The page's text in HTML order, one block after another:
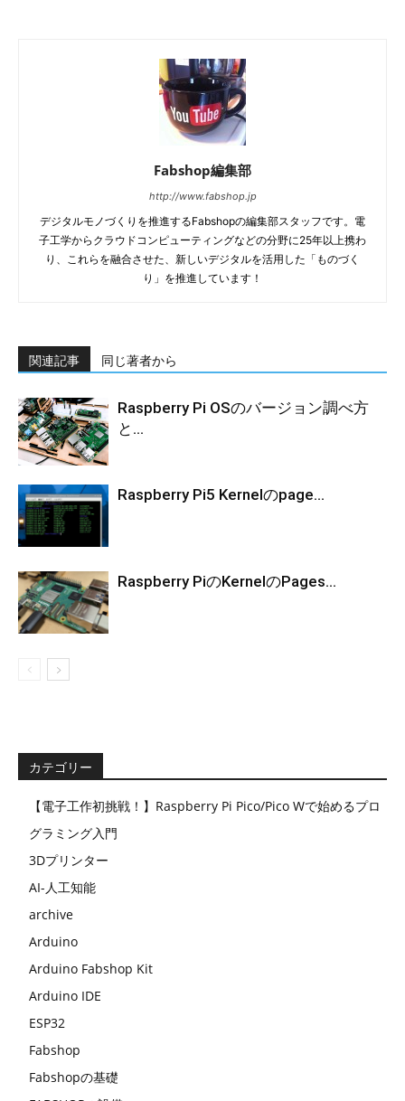
Fabshop編集部
http://www.fabshop.jp
デジタルモノづくりを推進するFabshopの編集部スタッフです。電
子工学からクラウドコンピューティングなどの分野に25年以上携わ
り、これらを融合させた、新しいデジタルを活用した「ものづく
り」を推進しています！
関連記事 同じ著者から
Raspberry Pi OSのバージョン調べ方
と...
Raspberry Pi5 Kernelのpage...
Raspberry PiのKernelのPages...
カテゴリー
【電子工作初挑戦！】Raspberry Pi Pico/Pico Wで始めるプロ
グラミング入門
3Dプリンター
AI-人工知能
archive
Arduino
Arduino Fabshop Kit
Arduino IDE
ESP32
Fabshop
Fabshopの基礎